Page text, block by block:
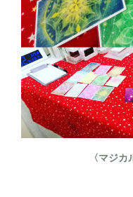
〈マジ